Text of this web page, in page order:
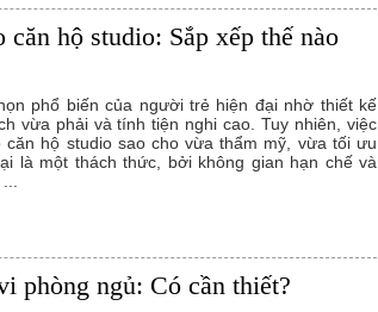
căn hộ studio: Sắp xếp thế nào
phổ biến của người trẻ hiện đại nhờ thiết kế
vừa phải và tính tiện nghi cao. Tuy nhiên, việc
hộ studio sao cho vừa thẩm mỹ, vừa tối ưu
là một thách thức, bởi không gian hạn chế và
phòng ngủ: Có cần thiết?